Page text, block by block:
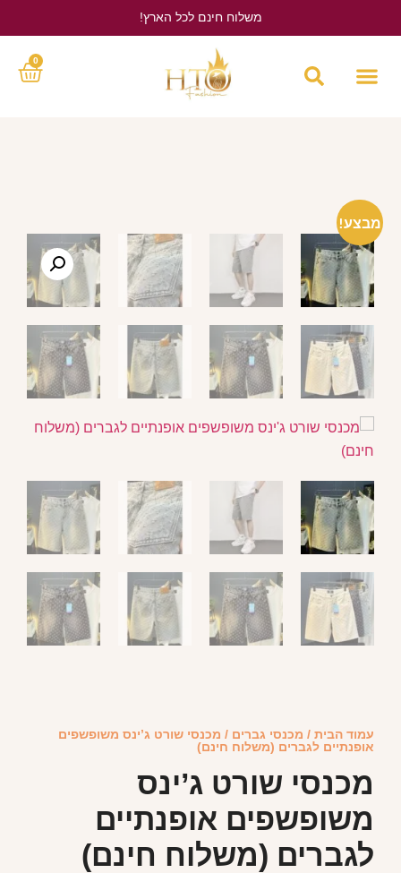
משלוח חינם לכל הארץ!
0
מבצע!
עמוד הבית / מכנסי גברים / מכנסי שורט ג’ינס משופשפים
אופנתיים לגברים (משלוח חינם)
מכנסי שורט ג’ינס
משופשפים אופנתיים
לגברים (משלוח חינם)